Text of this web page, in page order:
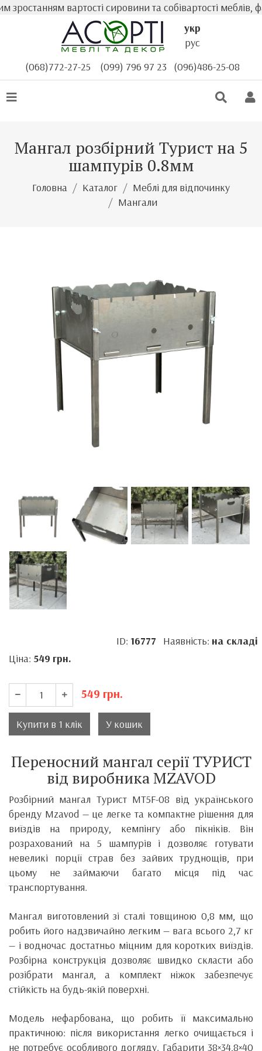
вартості сировини та собівартості меблів,
укр
рус
(068)772-27-25
(099) 796 97 23 (096)486-25-08
Мангал розбірний Турист на 5
шампурів 0.8мм
Головна Каталог
Меблі для відпочинку
Мангали
ID: 16777 Наявність: на складі
Ціна: 549 грн.
549 грн.
Купити в 1 клік У кошик
Переносний мангал серії ТУРИСТ
від виробника MZAVOD
Розбірний мангал Турист MT5F-08 від українського
бренду Mzavod — це легке та компактне рішення для
виїздів на природу, кемпінгу або пікніків. Він
розрахований на 5 шампурів і дозволяє готувати
невеликі порції страв без зайвих труднощів, при
цьому не займаючи багато місця під час
транспортування.
Мангал виготовлений зі сталі товщиною 0,8 мм, що
робить його надзвичайно легким — вага всього 2,7 кг
— і водночас достатньо міцним для коротких виїздів.
Розбірна конструкція дозволяє швидко скласти або
розібрати мангал, а комплект ніжок забезпечує
стійкість на будь-якій поверхні.
Модель нефарбована, що робить її максимально
практичною: після використання легко очищається і
не потребує особливого догляду. Габарити 38×34,8×40